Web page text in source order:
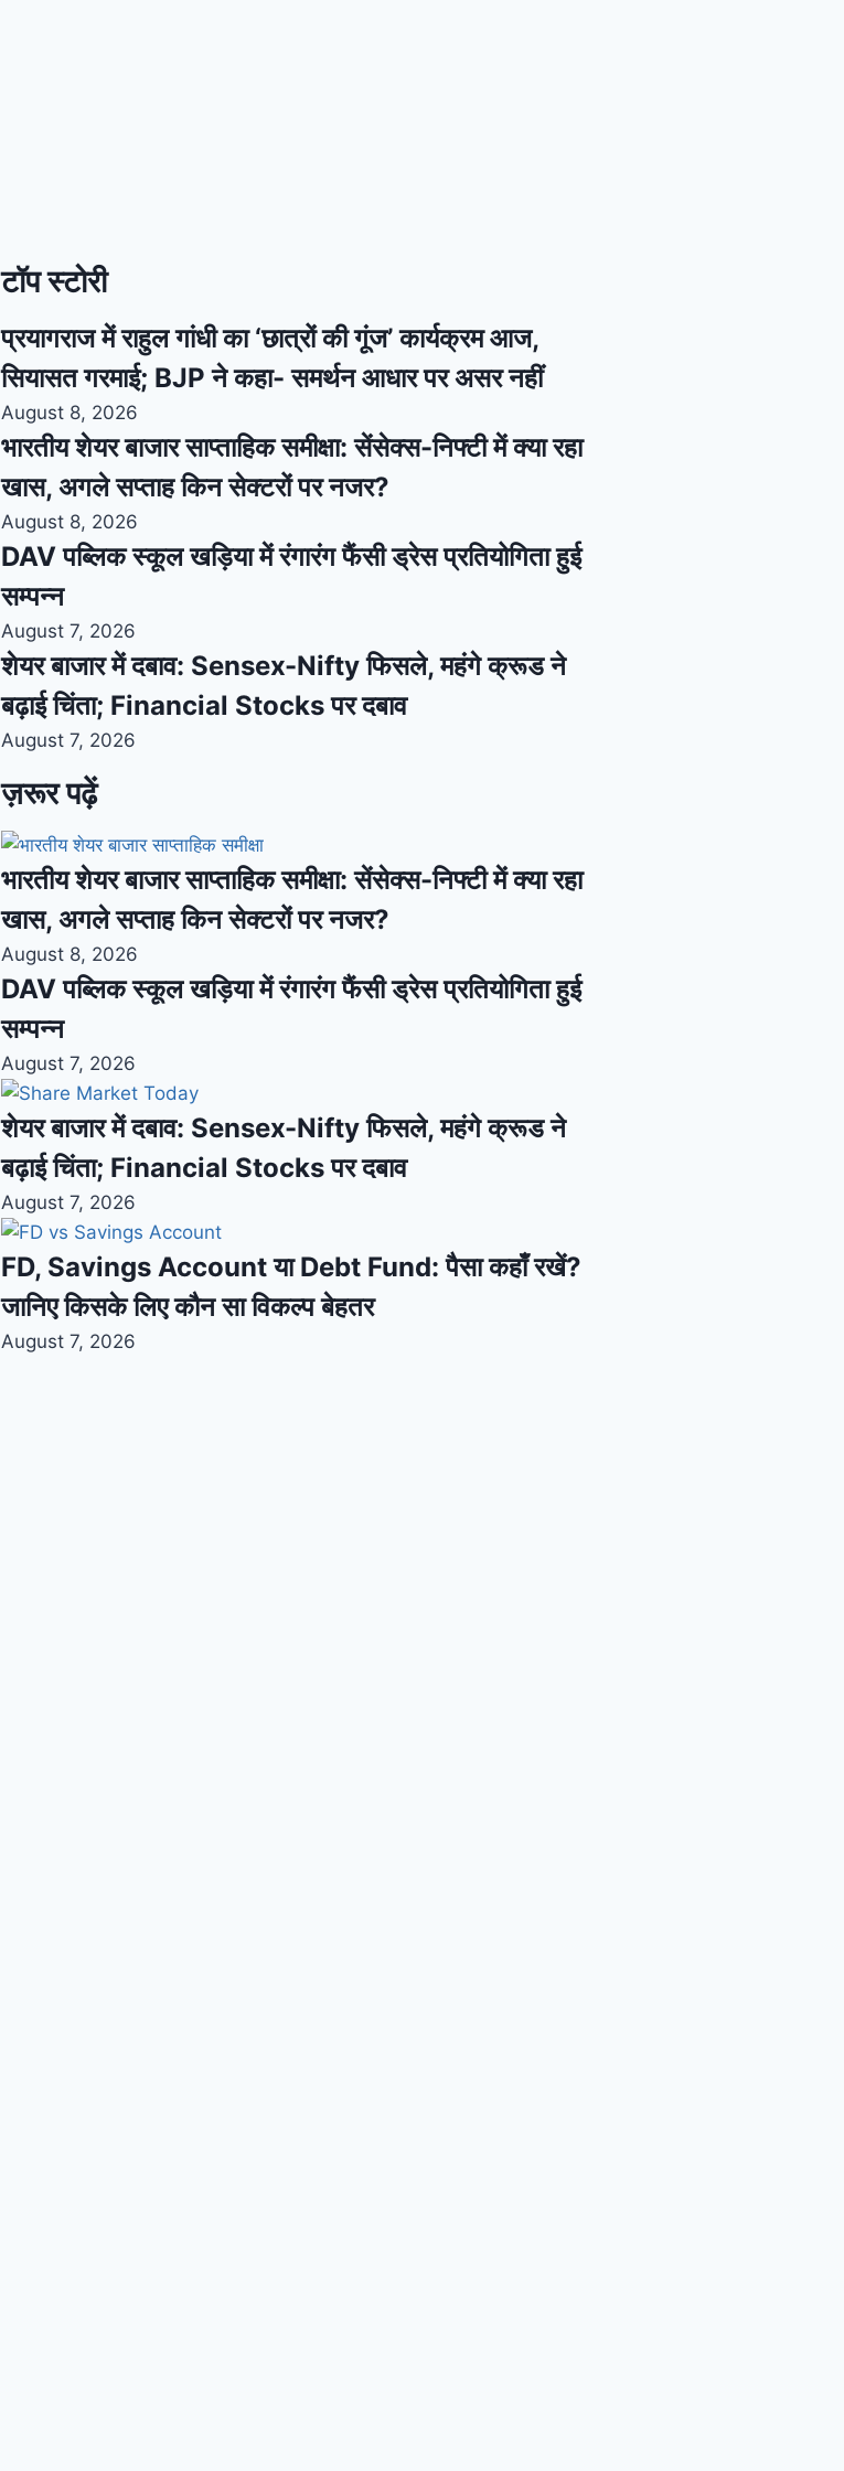
टॉप स्टोरी
प्रयागराज में राहुल गांधी का ‘छात्रों की गूंज’ कार्यक्रम आज,
सियासत गरमाई; BJP ने कहा- समर्थन आधार पर असर नहीं
August 8, 2026
भारतीय शेयर बाजार साप्ताहिक समीक्षा: सेंसेक्स-निफ्टी में क्या रहा
खास, अगले सप्ताह किन सेक्टरों पर नजर?
August 8, 2026
DAV पब्लिक स्कूल खड़िया में रंगारंग फैंसी ड्रेस प्रतियोगिता हुई
सम्पन्न
August 7, 2026
शेयर बाजार में दबाव: Sensex-Nifty फिसले, महंगे क्रूड ने
बढ़ाई चिंता; Financial Stocks पर दबाव
August 7, 2026
ज़रूर पढ़ें
भारतीय शेयर बाजार साप्ताहिक समीक्षा: सेंसेक्स-निफ्टी में क्या रहा
खास, अगले सप्ताह किन सेक्टरों पर नजर?
August 8, 2026
DAV पब्लिक स्कूल खड़िया में रंगारंग फैंसी ड्रेस प्रतियोगिता हुई
सम्पन्न
August 7, 2026
शेयर बाजार में दबाव: Sensex-Nifty फिसले, महंगे क्रूड ने
बढ़ाई चिंता; Financial Stocks पर दबाव
August 7, 2026
FD, Savings Account या Debt Fund: पैसा कहाँ रखें?
जानिए किसके लिए कौन सा विकल्प बेहतर
August 7, 2026